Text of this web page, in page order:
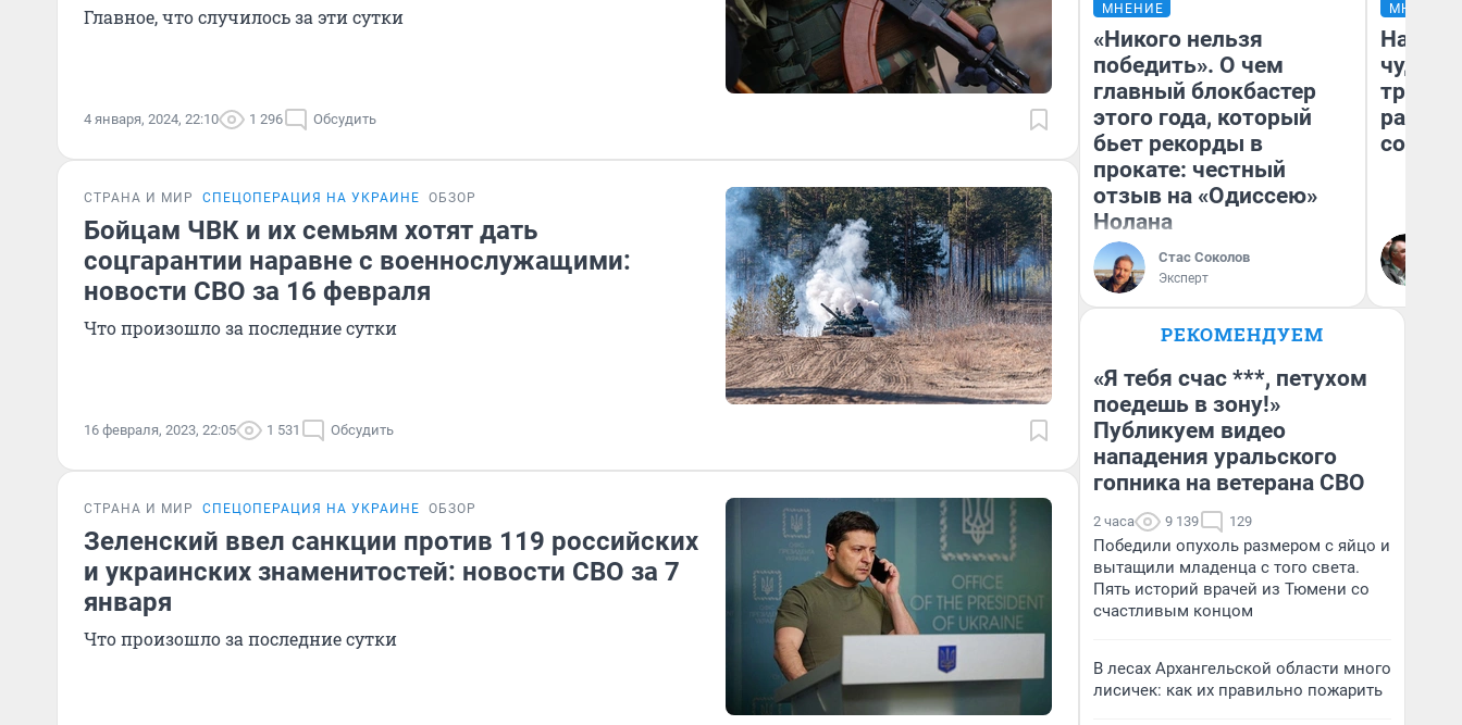
Главное, что случилось за эти сутки
4 января, 2024, 22:10 1 296 Обсудить
СТРАНА И МИР СПЕЦОПЕРАЦИЯ НА УКРАИНЕ ОБЗОР
Бойцам ЧВК и их семьям хотят дать
соцгарантии наравне с военнослужащими:
новости СВО за 16 февраля
Что произошло за последние сутки
16 февраля, 2023, 22:05 1 531 Обсудить
СТРАНА И МИР СПЕЦОПЕРАЦИЯ НА УКРАИНЕ ОБЗОР
Зеленский ввел санкции против 119 российских
и украинских знаменитостей: новости СВО за 7
января
Что произошло за последние сутки
МНЕНИЕ
«Никого нельзя
победить». О чем
главный блокбастер
этого года, который
бьет рекорды в
прокате: честный
отзыв на «Одиссею»
Нолана
Стас Соколов
Эксперт
МНЕНИЕ
чудом
РЕКОМЕНДУЕМ
«Я тебя счас ***, петухом
поедешь в зону!»
Публикуем видео
нападения уральского
гопника на ветерана СВО
2 часа 9 139 129
Победили опухоль размером с яйцо и
вытащили младенца с того света.
Пять историй врачей из Тюмени со
счастливым концом
В лесах Архангельской области много
лисичек: как их правильно пожарить